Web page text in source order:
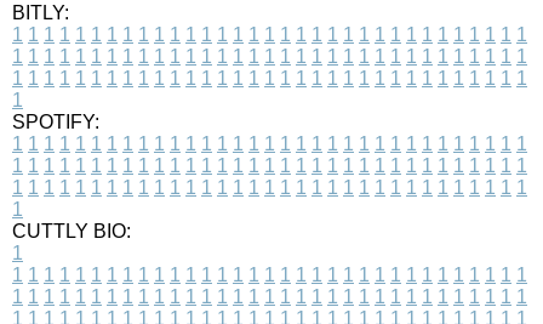
BITLY:
1 1 1 1 1 1 1 1 1 1 1 1 1 1 1 1 1 1 1 1 1 1 1 1 1 1 1 1 1 1 1 1 1
1 1 1 1 1 1 1 1 1 1 1 1 1 1 1 1 1 1 1 1 1 1 1 1 1 1 1 1 1 1 1 1 1
1 1 1 1 1 1 1 1 1 1 1 1 1 1 1 1 1 1 1 1 1 1 1 1 1 1 1 1 1 1 1 1 1
1
SPOTIFY:
1 1 1 1 1 1 1 1 1 1 1 1 1 1 1 1 1 1 1 1 1 1 1 1 1 1 1 1 1 1 1 1 1
1 1 1 1 1 1 1 1 1 1 1 1 1 1 1 1 1 1 1 1 1 1 1 1 1 1 1 1 1 1 1 1 1
1 1 1 1 1 1 1 1 1 1 1 1 1 1 1 1 1 1 1 1 1 1 1 1 1 1 1 1 1 1 1 1 1
1
CUTTLY BIO:
1
1 1 1 1 1 1 1 1 1 1 1 1 1 1 1 1 1 1 1 1 1 1 1 1 1 1 1 1 1 1 1 1 1
1 1 1 1 1 1 1 1 1 1 1 1 1 1 1 1 1 1 1 1 1 1 1 1 1 1 1 1 1 1 1 1 1
1 1 1 1 1 1 1 1 1 1 1 1 1 1 1 1 1 1 1 1 1 1 1 1 1 1 1 1 1 1 1 1 1